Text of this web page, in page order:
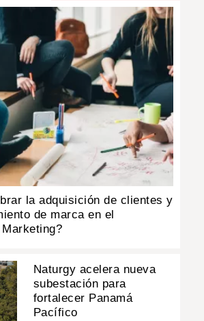
la adquisición de clientes y
de marca en el
Naturgy acelera nueva
subestación para
fortalecer Panamá
Pacífico